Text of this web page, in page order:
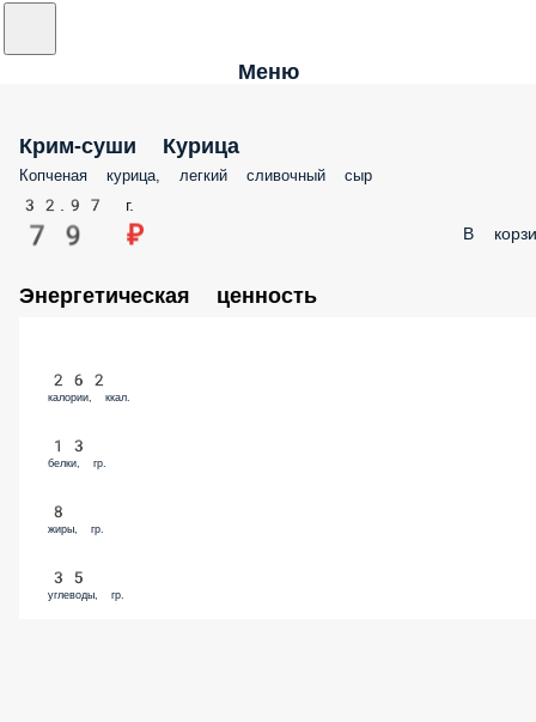
Меню
Крим-суши Курица
Копченая курица, легкий сливочный сыр
32.97 г.
79 ₽ В
Энергетическая ценность
262
калории, ккал.
13
белки, гр.
8
жиры, гр.
35
углеводы, гр.